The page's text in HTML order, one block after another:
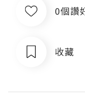
0個讚
收藏